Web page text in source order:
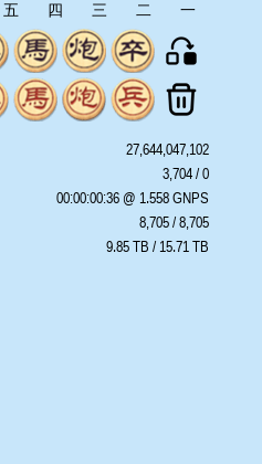
五 四 三 二 一
27,644,047,102
3,704 / 0
00:00:00:36 @ 1.558 GNPS
8,705 / 8,705
9.85 TB / 15.71 TB